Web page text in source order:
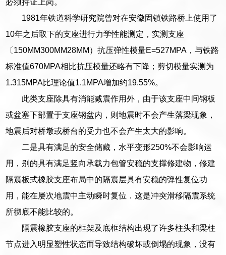
1981年铁道科学研究院曾对在安徽固镇铁路桥上使用了
10年之后取下的支座进行力学性能测定，实测支座
〔150MM300MM28MM）抗压弹性模量E=527MPA，与铁路
标准值670MPA相比抗压模量还略有下降；剪切模量实测为
1.315MPA比理论值1.1MPA增加约19.55%。
此类支座除具有消能减震作用外，由于该支座中间钢板
或盆塞下部置于支座钢盆内，则地震时不会产生落梁现象，
地震后对桥墩或桥台的受力也不会产生太大的影响。
二是具有满足的安全储藏，水平变形250%不会影响运
用，别的具有满足竖向承载力包管安稳的支撑修建物，修建
隔震板式橡胶支座布局中的隔震层具有安稳的弹性复位功
用，能在屡次地震中主动瞬时复位．这是冲突滑移隔震系统
所彻底不能比较的。
隔震橡胶支座的框架及底框结构出现了许多柱头和梁柱
节点进入明显塑性状态而导致结构破坏或倒塌的现象，没有